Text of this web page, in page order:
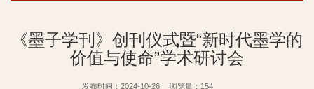
《墨子学刊》创刊仪式暨“新时代墨学的
价值与使命”学术研讨会
发布时间：2024-10-26 浏览量： 154